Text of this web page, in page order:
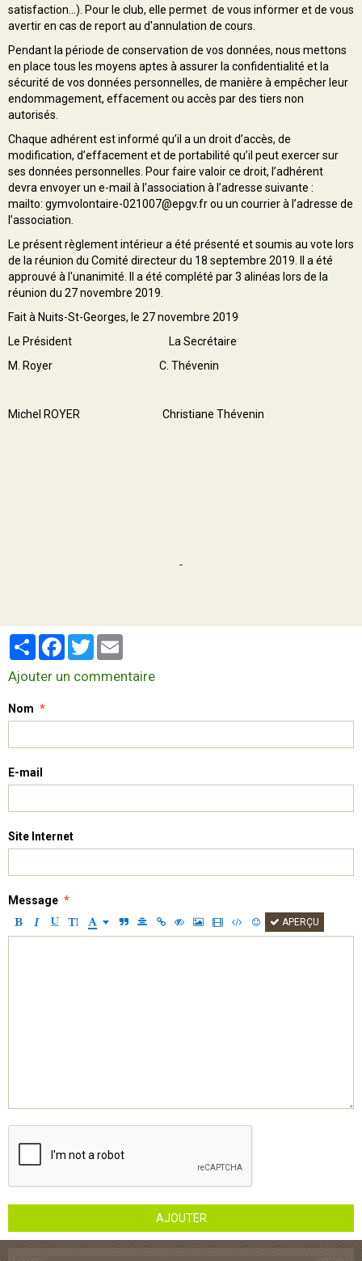
satisfaction…). Pour le club, elle permet de vous informer et de vous
avertir en cas de report au d'annulation de cours.
Pendant la période de conservation de vos données, nous mettons
en place tous les moyens aptes à assurer la confidentialité et la
sécurité de vos données personnelles, de manière à empêcher leur
endommagement, effacement ou accès par des tiers non
autorisés.
Chaque adhérent est informé qu’il a un droit d’accès, de
modification, d’effacement et de portabilité qu’il peut exercer sur
ses données personnelles. Pour faire valoir ce droit, l’adhérent
devra envoyer un e-mail à l’association à l’adresse suivante :
mailto: gymvolontaire-021007@epgv.frou un courrier à l’adresse de
l’association.
Le présent règlement intérieur a été présenté et soumis au vote lors
de la réunion du Comité directeur du 18 septembre 2019. Il a été
approuvé à l'unanimité. Il a été complété par 3 alinéas lors de la
réunion du 27 novembre 2019.
Fait à Nuits-St-Georges, le 27 novembre 2019
Le Président La Secrétaire
M. Royer C. Thévenin
Michel ROYER Christiane Thévenin
PartagerFacebook
Twitter
Ajouter un commentaire
Nom
E-mail
Site Internet
Message
APERÇU
AJOUTER